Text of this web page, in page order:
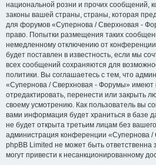
национальной розни и прочих сообщений,
законы вашей страны, страны, которая
для форумов «Супернова / Сверхновая -
право. Попытки размещения таких
немедленному отключению от
будет поставлен в известность, если мы
всех сообщений сохраняются для
политики. Вы соглашаетесь с тем, что
«Супернова / Сверхновая - Форумы» имеют
отредактировать, перенести или закрыть
своему усмотрению. Как пользователь вы
вами информация будет храниться в базе
не будет открыта третьим лицам без
администрация конференции «Супернова
phpBB Limited не может быть ответственна
могут привести к несанкционированному